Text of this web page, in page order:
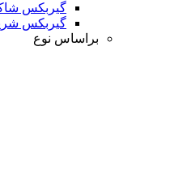
گیربکس
گیربکس
براساس نوع